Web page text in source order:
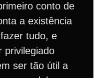
conto de
a existência
tudo, e
privilegiado
ser tão útil a